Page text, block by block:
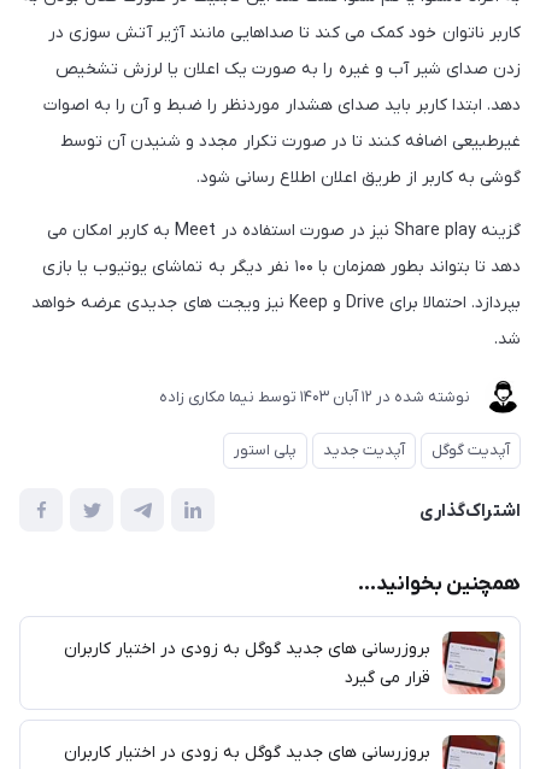
کاربر ناتوان خود کمک می کند تا صداهایی مانند آژیر آتش سوزی در
زدن صدای شیر آب و غیره را به صورت یک اعلان یا لرزش تشخیص
دهد. ابتدا کاربر باید صدای هشدار موردنظر را ضبط و آن را به اصوات
غیرطبیعی اضافه کنند تا در صورت تکرار مجدد و شنیدن آن توسط
گوشی به کاربر از طریق اعلان اطلاع رسانی شود.
گزینه Share play نیز در صورت استفاده در Meet به کاربر امکان می
دهد تا بتواند بطور همزمان با ۱۰۰ نفر دیگر به تماشای یوتیوب یا بازی
بپردازد. احتمالا برای Drive و Keep نیز ویجت های جدیدی عرضه خواهد
شد.
نوشته شده در 12 آبان 1403 توسط نیما مکاری زاده
آپدیت گوگل آپدیت جدید پلی استور
اشتراک‌گذاری
همچنین بخوانید...
بروزرسانی های جدید گوگل به زودی در اختیار کاربران
قرار می گیرد
بروزرسانی های جدید گوگل به زودی در اختیار کاربران